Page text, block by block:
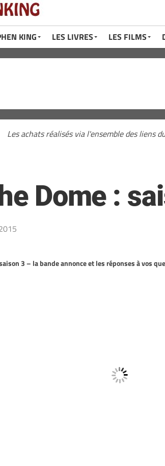
KING LES LIVRES LES FILMS
Les achats réalisés via l'ensemble des liens
Dome :
3 – la bande annonce et les réponses à vos